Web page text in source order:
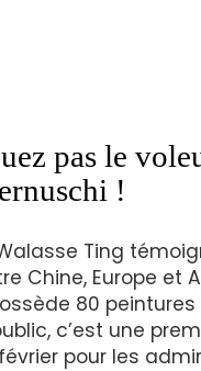
pas le
!
Ting
Chine, Europe et
80 peintures
c’est une
pour les